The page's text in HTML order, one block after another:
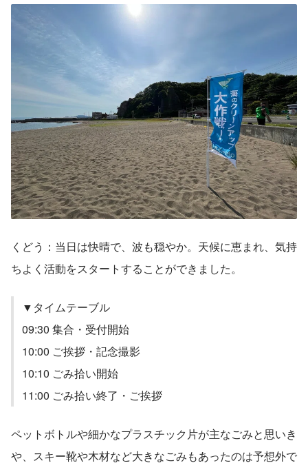
くどう：当日は快晴で、波も穏やか。天候に恵まれ、気持
ちよく活動をスタートすることができました。
▼タイムテーブル
09:30 集合・受付開始
10:00 ご挨拶・記念撮影
10:10 ごみ拾い開始
11:00 ごみ拾い終了・ご挨拶
ペットボトルや細かなプラスチック片が主なごみと思いき
や、スキー靴や木材など大きなごみもあったのは予想外で